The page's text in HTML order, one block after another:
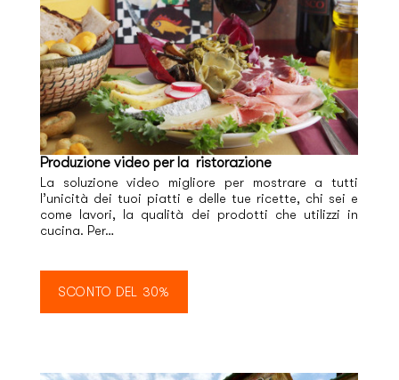
Produzione video per la ristorazione
La soluzione video migliore per mostrare a tutti
l’unicità dei tuoi piatti e delle tue ricette, chi sei e
come lavori, la qualità dei prodotti che utilizzi in
cucina. Per…
SCONTO DEL 30%